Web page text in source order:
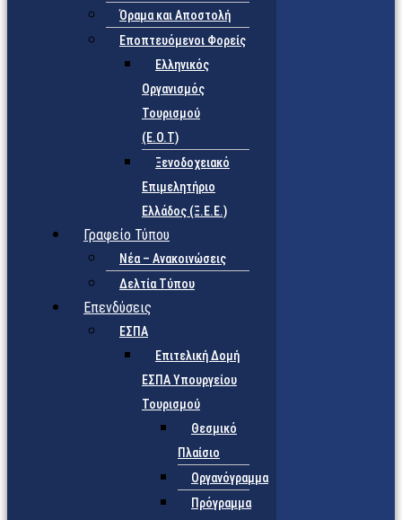
Όραμα και Αποστολή
Εποπτευόμενοι Φορείς
Eλληνικός
Οργανισμός
Τουρισμού
(Ε.Ο.Τ)
Ξενοδοχειακό
Επιμελητήριο
Ελλάδος (Ξ.Ε.Ε.)
Γραφείο Τύπου
Νέα – Ανακοινώσεις
Δελτία Τύπου
Επενδύσεις
ΕΣΠΑ
Επιτελική Δομή
ΕΣΠΑ Υπουργείου
Τουρισμού
Θεσμικό
Πλαίσιο
Οργανόγραμμα
Πρόγραμμα